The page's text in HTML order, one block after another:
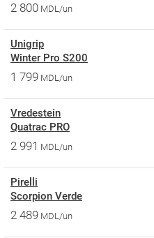
2 800 MDL/un
Unigrip
Winter Pro S200
1 799 MDL/un
Vredestein
Quatrac PRO
2 991 MDL/un
Pirelli
Scorpion Verde
2 489 MDL/un